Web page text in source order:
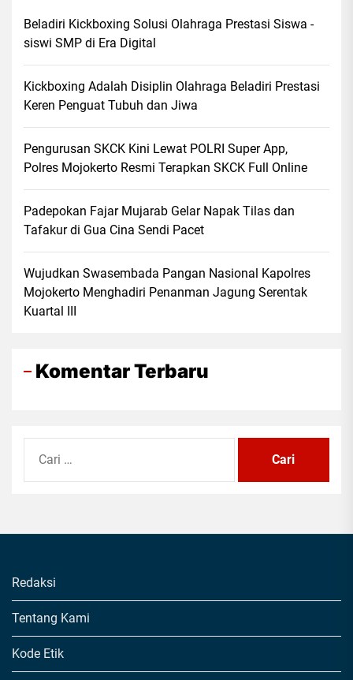
Beladiri Kickboxing Solusi Olahraga Prestasi Siswa -
siswi SMP di Era Digital
Kickboxing Adalah Disiplin Olahraga Beladiri Prestasi
Keren Penguat Tubuh dan Jiwa
Pengurusan SKCK Kini Lewat POLRI Super App,
Polres Mojokerto Resmi Terapkan SKCK Full Online
Padepokan Fajar Mujarab Gelar Napak Tilas dan
Tafakur di Gua Cina Sendi Pacet
Wujudkan Swasembada Pangan Nasional Kapolres
Mojokerto Menghadiri Penanman Jagung Serentak
Kuartal III
Komentar Terbaru
untuk:
Redaksi
Tentang Kami
Kode Etik